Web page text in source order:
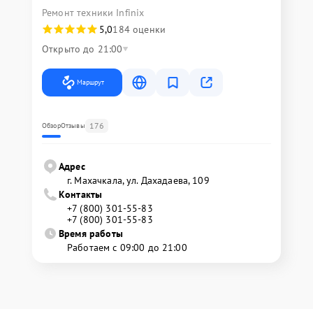
Ремонт техники Infinix
5,0184 оценки
Открыто до 21:00
Маршрут
ОбзорОтзывы 176
Адрес
г. Махачкала, ул. Дахадаева, 109
Контакты
+7 (800) 301-55-83
+7 (800) 301-55-83
Время работы
Работаем с 09:00 до 21:00